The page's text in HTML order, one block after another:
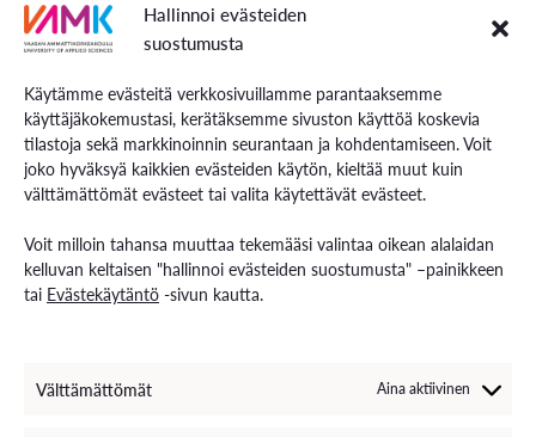
Hallinnoi evästeiden
suostumusta
Käytämme evästeitä verkkosivuillamme parantaaksemme
käyttäjäkokemustasi, kerätäksemme sivuston käyttöä koskevia
tilastoja sekä markkinoinnin seurantaan ja kohdentamiseen. Voit
joko hyväksyä kaikkien evästeiden käytön, kieltää muut kuin
välttämättömät evästeet tai valita käytettävät evästeet.
Voit milloin tahansa muuttaa tekemääsi valintaa oikean alalaidan
kelluvan keltaisen "hallinnoi evästeiden suostumusta" –painikkeen
tai Evästekäytäntö -sivun kautta.
Välttämättömät Aina aktiivinen